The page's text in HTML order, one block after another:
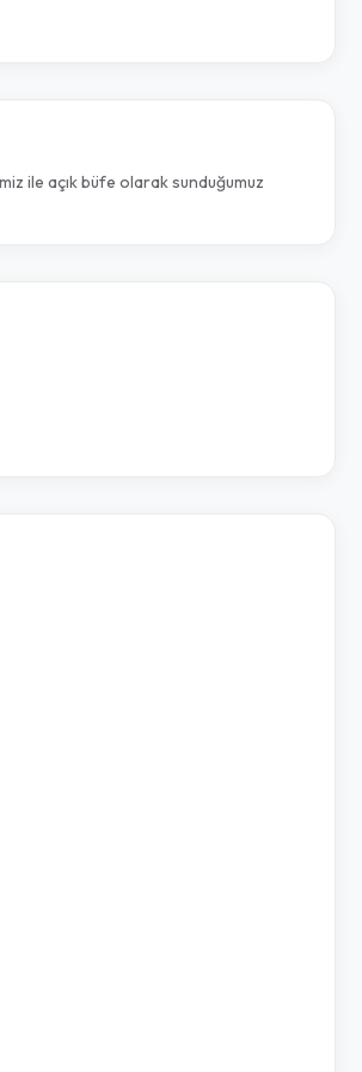
ile açık büfe olarak sunduğumuz